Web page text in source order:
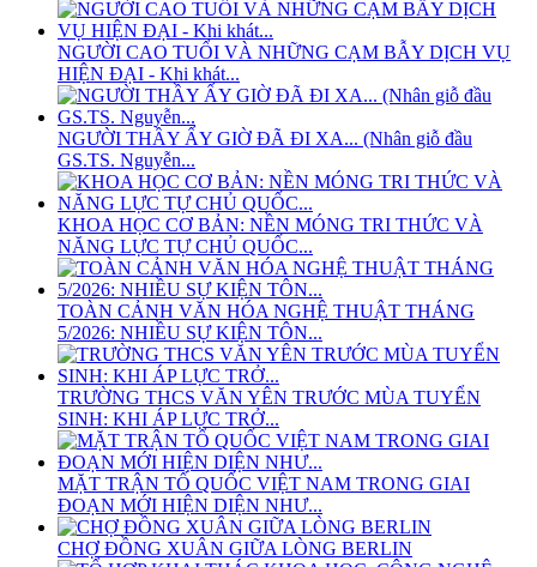
NGƯỜI CAO TUỔI VÀ NHỮNG CẠM BẪY DỊCH VỤ
HIỆN ĐẠI - Khi khát...
NGƯỜI THẦY ẤY GIỜ ĐÃ ĐI XA... (Nhân giỗ đầu
GS.TS. Nguyễn...
KHOA HỌC CƠ BẢN: NỀN MÓNG TRI THỨC VÀ
NĂNG LỰC TỰ CHỦ QUỐC...
TOÀN CẢNH VĂN HÓA NGHỆ THUẬT THÁNG
5/2026: NHIỀU SỰ KIỆN TÔN...
TRƯỜNG THCS VĂN YÊN TRƯỚC MÙA TUYỂN
SINH: KHI ÁP LỰC TRỞ...
MẶT TRẬN TỔ QUỐC VIỆT NAM TRONG GIAI
ĐOẠN MỚI HIỆN DIỆN NHƯ...
CHỢ ĐỒNG XUÂN GIỮA LÒNG BERLIN